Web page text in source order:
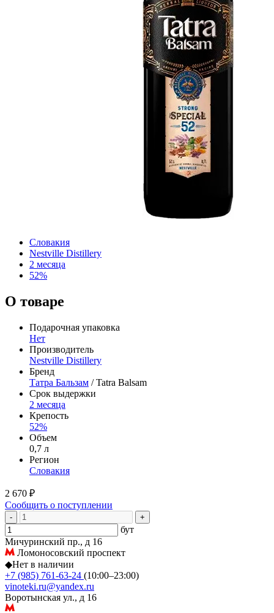
Словакия
Nestville Distillery
2 месяца
52%
О товаре
Подарочная упаковка
Нет
Производитель
Nestville Distillery
Бренд
Татра Бальзам / Tatra Balsam
Срок выдержки
2 месяца
Крепость
52%
Объем
0,7 л
Регион
Словакия
2 670 ₽
Сообщить о поступлении
- +
бут
Мичуринский пр., д 16
Ломоносовский проспект
◆Нет в наличии
+7 (985) 761-63-24 (10:00–23:00)
vinoteki.ru@yandex.ru
Воротынская ул., д 16